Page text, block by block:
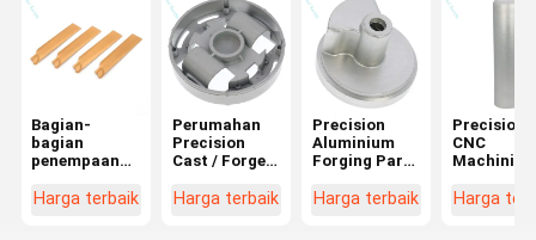
Bagian-
bagian
penempaan
khusus untuk
Harga terbaik
Perumahan
Precision
Cast / Forged
Parts for Wall
Harga terbaik
Precision
Aluminium
Forging Parts
Connecting
Harga terbaik
Precision
CNC
Machining
Tubes
Harga